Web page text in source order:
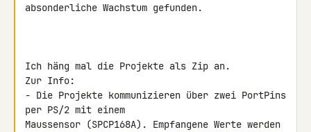
absonderliche Wachstum gefunden.
Ich häng mal die Projekte als Zip an.
Zur Info:
- Die Projekte kommunizieren über zwei PortPins
per PS/2 mit einem
Maussensor (SPCP168A). Empfangene Werte werden